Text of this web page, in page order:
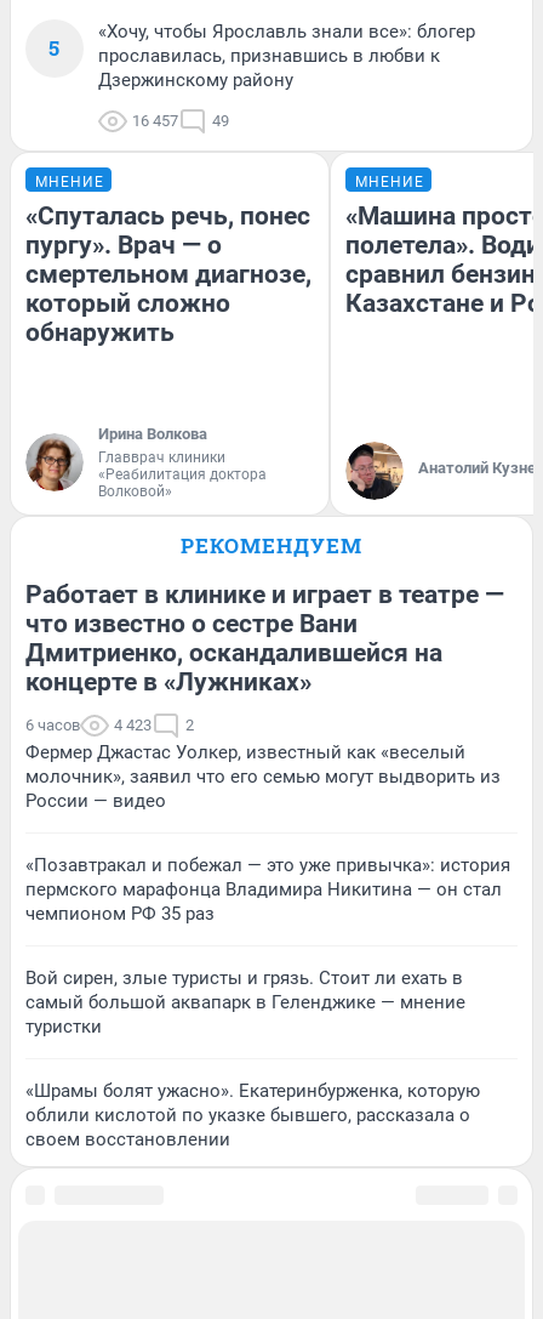
5
«Хочу, чтобы Ярославль знали все»: блогер
прославилась, признавшись в любви к
Дзержинскому району
16 457 49
МНЕНИЕ
«Спуталась речь, понес
пургу». Врач — о
смертельном диагнозе,
который сложно
обнаружить
Ирина Волкова
Главврач клиники
«Реабилитация доктора
Волковой»
МНЕНИЕ
«Машина
полетела».
сравнил бензин
Казахстане и
Анатолий
РЕКОМЕНДУЕМ
Работает в клинике и играет в театре —
что известно о сестре Вани
Дмитриенко, оскандалившейся на
концерте в «Лужниках»
6 часов 4 423 2
Фермер Джастас Уолкер, известный как «веселый
молочник», заявил что его семью могут выдворить из
России — видео
«Позавтракал и побежал — это уже привычка»: история
пермского марафонца Владимира Никитина — он стал
чемпионом РФ 35 раз
Вой сирен, злые туристы и грязь. Стоит ли ехать в
самый большой аквапарк в Геленджике — мнение
туристки
«Шрамы болят ужасно». Екатеринбурженка, которую
облили кислотой по указке бывшего, рассказала о
своем восстановлении